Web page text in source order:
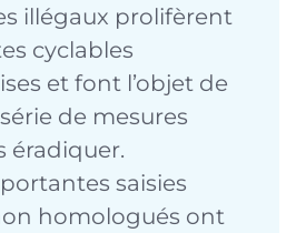
illégaux prolifèrent
cyclables
et font l’objet de
de mesures
éradiquer.
saisies
homologués ont